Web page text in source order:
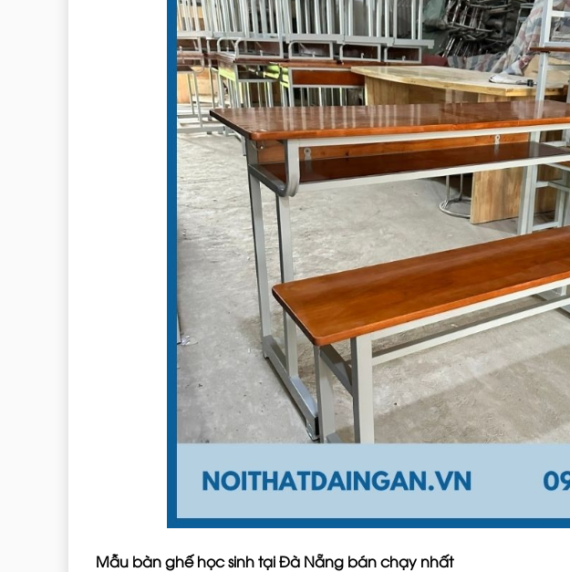
Mẫu bàn ghế học sinh tại Đà Nẵng bán chạy nhất